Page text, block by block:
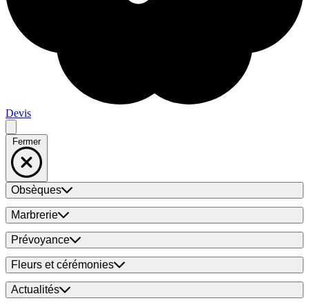
Devis
Fermer
Obsèques
Marbrerie
Prévoyance
Fleurs et cérémonies
Actualités